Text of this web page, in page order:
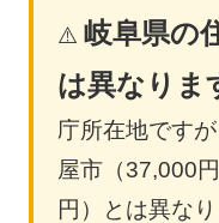
⚠️岐阜県の
は異なりま
庁所在地です
屋市（37,000
円）とは異な